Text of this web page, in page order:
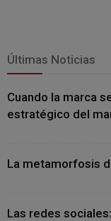
Últimas Noticias
Cuando la marca
estratégico del
La metamorfosis
Las redes